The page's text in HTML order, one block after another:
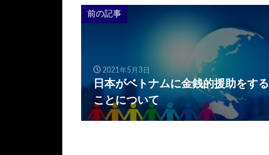
前の記事
2021年5月3日
日本がベトナムに金銭的援助をする
ことについて